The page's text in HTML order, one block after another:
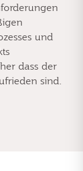
und
dass der
sind.